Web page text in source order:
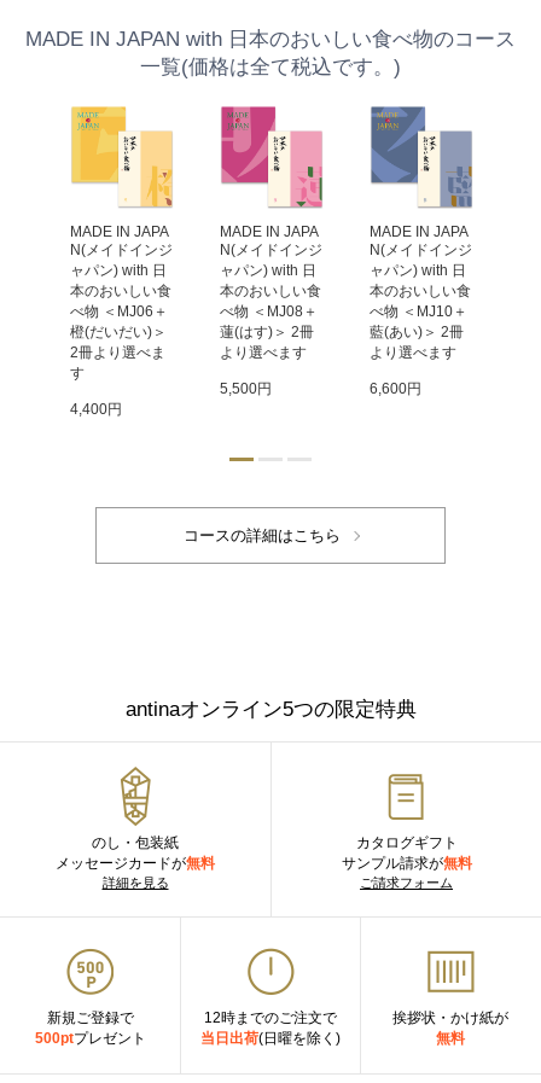
MADE IN JAPAN with 日本のおいしい食べ物のコース
一覧(価格は全て税込です。)
MADE IN JAPA
N(メイドインジ
ャパン) with 日
本のおいしい食
べ物 ＜MJ06＋
橙(だいだい)＞
2冊より選べま
す
4,400円
MADE IN JAPA
N(メイドインジ
ャパン) with 日
本のおいしい食
べ物 ＜MJ08＋
蓮(はす)＞ 2冊
より選べます
5,500円
MADE IN JAPA
N(メイドインジ
ャパン) with 日
本のおいしい食
べ物 ＜MJ10＋
藍(あい)＞ 2冊
より選べます
6,600円
antinaオンライン5つの限定特典
のし・包装紙
メッセージカードが無料
詳細を見る
カタログギフト
サンプル請求が無料
ご請求フォーム
新規ご登録で
500ptプレゼント
12時までのご注文で
当日出荷(日曜を除く)
挨拶状・かけ紙が
無料